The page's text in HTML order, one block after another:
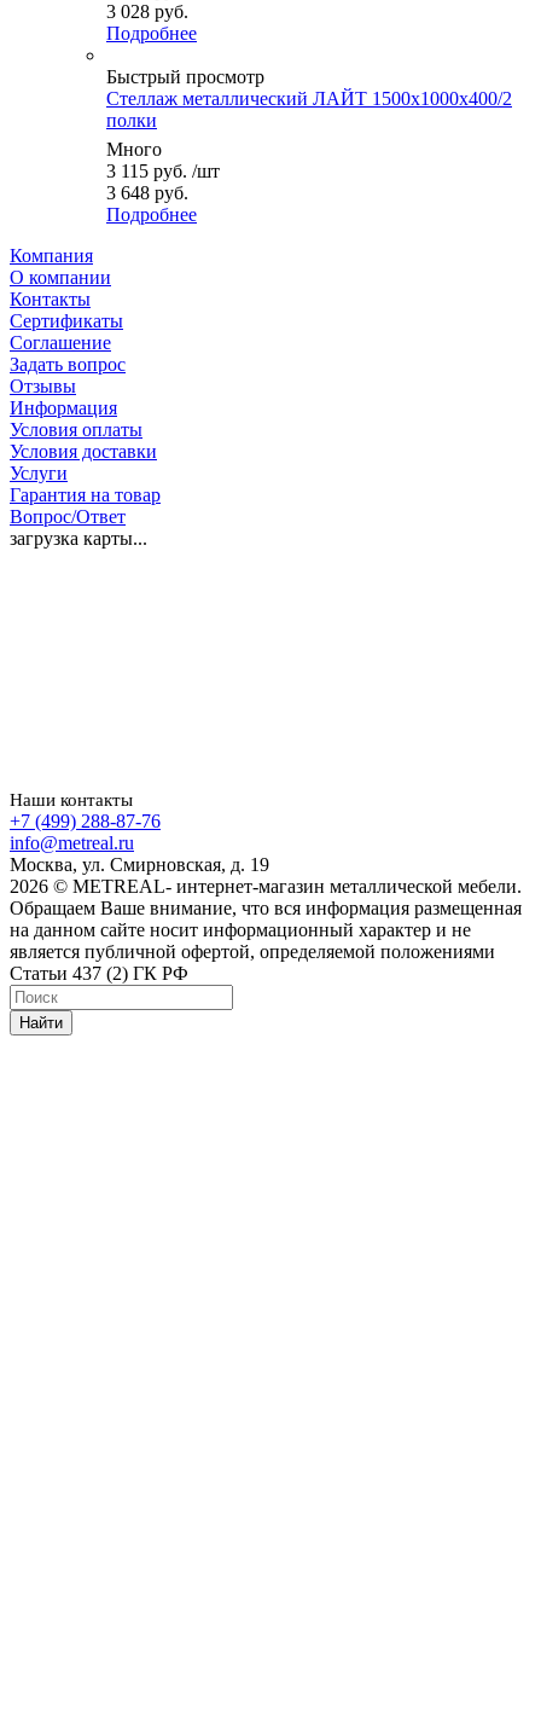
3 028 руб.
Подробнее
Быстрый просмотр
Стеллаж металлический ЛАЙТ 1500x1000x400/2
полки
Много
3 115 руб. /шт
3 648 руб.
Подробнее
Компания
О компании
Контакты
Сертификаты
Соглашение
Задать вопрос
Отзывы
Информация
Условия оплаты
Условия доставки
Услуги
Гарантия на товар
Вопрос/Ответ
загрузка карты...
Наши контакты
+7 (499) 288-87-76
info@metreal.ru
Москва, ул. Смирновская, д. 19
2026 © METREAL- интернет-магазин металлической мебели.
Обращаем Ваше внимание, что вся информация размещенная
на данном сайте носит информационный характер и не
является публичной офертой, определяемой положениями
Статьи 437 (2) ГК РФ
Найти